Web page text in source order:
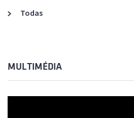
Todas
MULTIMÉDIA